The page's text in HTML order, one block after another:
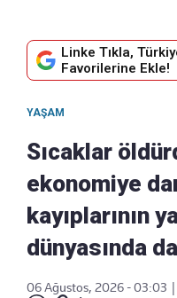
Linke Tıkla,
Favorilerine Ekle!
YAŞAM
Sıcaklar
ekonomiye
kayıplarının
dünyasında
06 Ağustos, 2026 - 03:03